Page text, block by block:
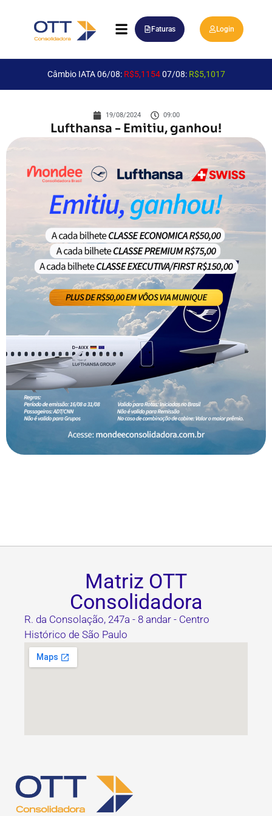
Faturas Login
Câmbio IATA 06/08: R$5,115407/08: R$5,1017
19/08/2024 09:00
Lufthansa - Emitiu, ganhou!
Matriz OTT
Consolidadora
R. da Consolação, 247a - 8 andar - Centro
Histórico de São Paulo